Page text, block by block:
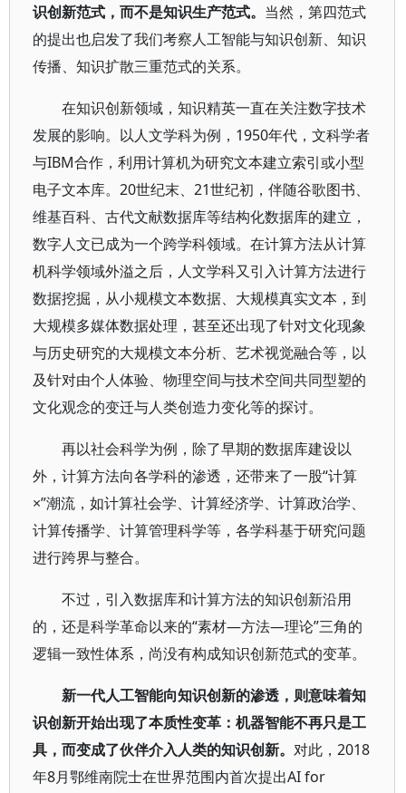
识创新范式，而不是知识生产范式。 当然，第四范式
的提出也启发了我们考察人工智能与知识创新、知识
传播、知识扩散三重范式的关系。
在知识创新领域，知识精英一直在关注数字技术
发展的影响。以人文学科为例，1950年代，文科学者
与IBM合作，利用计算机为研究文本建立索引或小型
电子文本库。20世纪末、21世纪初，伴随谷歌图书、
维基百科、古代文献数据库等结构化数据库的建立，
数字人文已成为一个跨学科领域。在计算方法从计算
机科学领域外溢之后，人文学科又引入计算方法进行
数据挖掘，从小规模文本数据、大规模真实文本，到
大规模多媒体数据处理，甚至还出现了针对文化现象
与历史研究的大规模文本分析、艺术视觉融合等，以
及针对由个人体验、物理空间与技术空间共同型塑的
文化观念的变迁与人类创造力变化等的探讨。
再以社会科学为例，除了早期的数据库建设以
外，计算方法向各学科的渗透，还带来了一股“计算
×”潮流，如计算社会学、计算经济学、计算政治学、
计算传播学、计算管理科学等，各学科基于研究问题
进行跨界与整合。
不过，引入数据库和计算方法的知识创新沿用
的，还是科学革命以来的“素材—方法—理论”三角的
逻辑一致性体系，尚没有构成知识创新范式的变革。
新一代人工智能向知识创新的渗透，则意味着知
识创新开始出现了本质性变革：机器智能不再只是工
具，而变成了伙伴介入人类的知识创新。 对此，2018
年8月鄂维南院士在世界范围内首次提出AI for